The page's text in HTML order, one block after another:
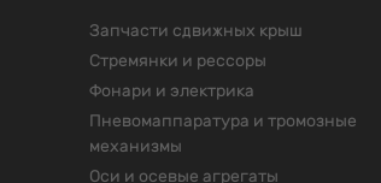
Запчасти сдвижных крыш
Стремянки и рессоры
Фонари и электрика
Пневомаппаратура и тромозные
механизмы
Оси и осевые агрегаты